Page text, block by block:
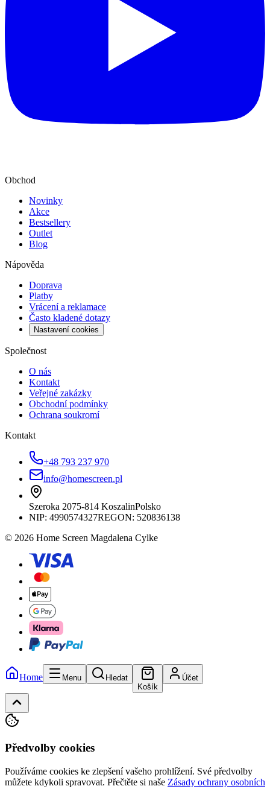
Obchod
Novinky
Akce
Bestsellery
Outlet
Blog
Nápověda
Doprava
Platby
Vrácení a reklamace
Často kladené dotazy
Nastavení cookies
Společnost
O nás
Kontakt
Veřejné zakázky
Obchodní podmínky
Ochrana soukromí
Kontakt
+48 793 237 970
info@homescreen.pl
Szeroka 2075-814 KoszalinPolsko
NIP: 4990574327REGON: 520836138
© 2026 Home Screen Magdalena Cylke
Home Menu
Hledat
Košík
Účet
Předvolby cookies
Používáme cookies ke zlepšení vašeho prohlížení. Své předvolby
můžete kdykoli spravovat. Přečtěte si naše Zásady ochrany osobních